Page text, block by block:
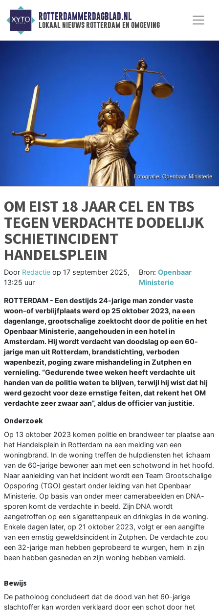
ROTTERDAMMERDAGBLAD.NL
lokaal nieuws rotterdam en omgeving
OM EIST 18 JAAR CEL EN TBS
TEGEN VERDACHTE DODELIJK
SCHIETINCIDENT
HANDELSPLEIN
Door Redactie op 17 september 2025,
13:25 uur
Bron:Openbaar
Ministerie
ROTTERDAM - Een destijds 24-jarige man zonder vaste
woon-of verblijfplaats werd op 25 oktober 2023, na een
dagenlange, grootschalige zoektocht door de politie en het
Openbaar Ministerie, aangehouden in een hotel in
Amsterdam. Hij wordt verdacht van doodslag op een 60-
jarige man uit Rotterdam, brandstichting, verboden
wapenbezit, poging zware mishandeling in Zutphen en
vernieling. “Gedurende twee weken heeft verdachte uit
handen van de politie weten te blijven, terwijl hij wist dat hij
werd gezocht voor deze ernstige feiten, dat rekent het OM
verdachte zeer zwaar aan”, aldus de officier van justitie.
Onderzoek
Op 13 oktober 2023 komen politie en brandweer ter plaatse aan
het Handelsplein in Rotterdam na een melding van een
woningbrand. In de woning treffen de hulpdiensten het lichaam
van de 60-jarige bewoner aan met een schotwond in het hoofd.
Naar aanleiding van het incident wordt een Team Grootschalige
Opsporing (TGO) gestart onder leiding van het Openbaar
Ministerie. Op basis van onder meer camerabeelden en DNA-
sporen komt de verdachte in beeld. Zijn DNA wordt
aangetroffen op een sigarettenpeuk en drinkglas in de woning.
Enkele dagen later, op 21 oktober 2023, volgt er een aangifte
van een ernstig geweldsincident in Zutphen. De verdachte zou
een 32-jarige man hebben geprobeerd te wurgen, hem in zijn
been hebben gesneden en zijn woning hebben vernield.
Bewijs
De patholoog concludeert dat de dood van het 60-jarige
slachtoffer kan worden verklaard door een schot door het